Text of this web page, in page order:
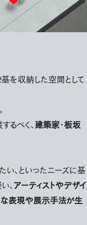
を収納した空間として
るべく、 建築家・板坂
い、といったニーズに基
、 アーティストやデザイ
な表現や展示手法が生